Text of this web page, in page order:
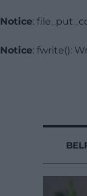
Notice:
Notice: fwrite():